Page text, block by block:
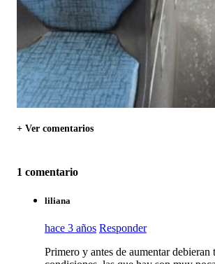
+ Ver comentarios
1 comentario
liliana
hace 3 años Responder
Primero y antes de aumentar debieran